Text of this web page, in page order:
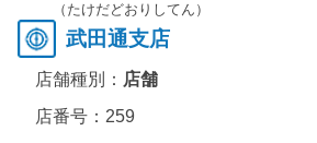
（たけだどおりしてん）
武田通支店
店舗種別： 店舗
店番号：259